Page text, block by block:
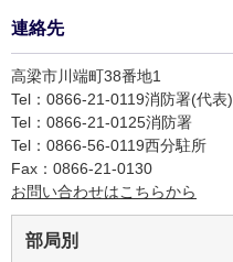
連絡先
高梁市川端町38番地1
Tel：0866-21-0119消防署(代表)
Tel：0866-21-0125消防署
Tel：0866-56-0119西分駐所
Fax：0866-21-0130
お問い合わせはこちらから
部局別